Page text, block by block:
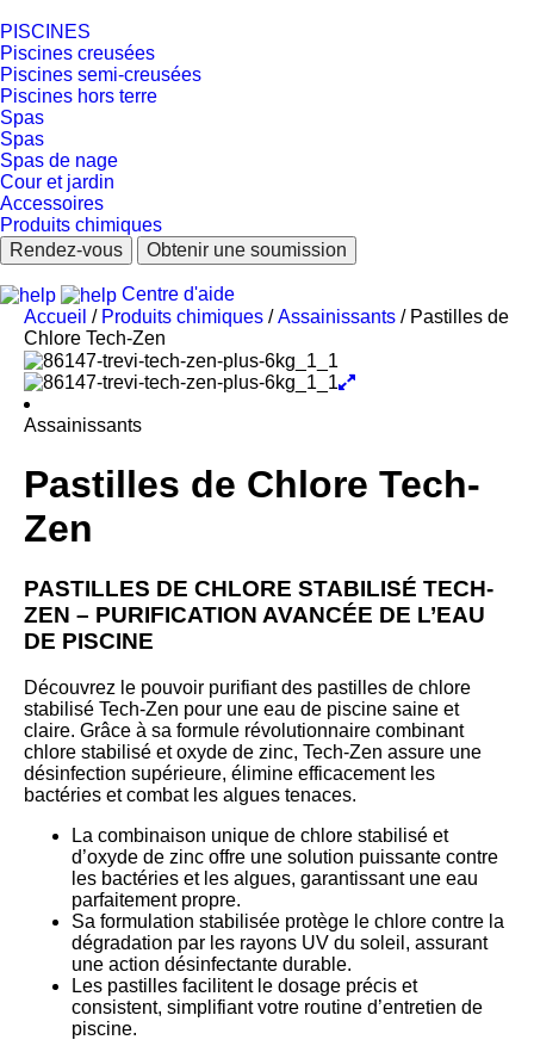
PISCINES
Piscines creusées
Piscines semi-creusées
Piscines hors terre
Spas
Spas
Spas de nage
Cour et jardin
Accessoires
Produits chimiques
Rendez-vous
Obtenir une soumission
Centre d'aide
Accueil / Produits chimiques /Assainissants / Pastilles de
Chlore Tech-Zen
Assainissants
Pastilles de Chlore Tech-
Zen
PASTILLES DE CHLORE STABILISÉ TECH-
ZEN – PURIFICATION AVANCÉE DE L’EAU
DE PISCINE
Découvrez le pouvoir purifiant des pastilles de chlore
stabilisé Tech-Zen pour une eau de piscine saine et
claire. Grâce à sa formule révolutionnaire combinant
chlore stabilisé et oxyde de zinc, Tech-Zen assure une
désinfection supérieure, élimine efficacement les
bactéries et combat les algues tenaces.
La combinaison unique de chlore stabilisé et
d’oxyde de zinc offre une solution puissante contre
les bactéries et les algues, garantissant une eau
parfaitement propre.
Sa formulation stabilisée protège le chlore contre la
dégradation par les rayons UV du soleil, assurant
une action désinfectante durable.
Les pastilles facilitent le dosage précis et
consistent, simplifiant votre routine d’entretien de
piscine.